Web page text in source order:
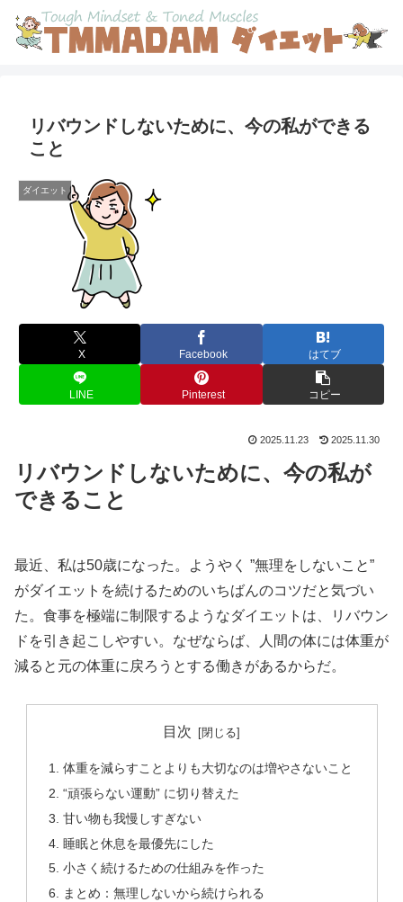
リバウンドしないために、今の私ができる
こと
ダイエット
X Facebook はてブ
LINE Pinterest コピー
2025.11.23 2025.11.30
リバウンドしないために、今の私が
できること
最近、私は50歳になった。ようやく ”無理をしないこと”
がダイエットを続けるためのいちばんのコツだと気づい
た。食事を極端に制限するようなダイエットは、リバウン
ドを引き起こしやすい。なぜならば、人間の体には体重が
減ると元の体重に戻ろうとする働きがあるからだ。
目次
体重を減らすことよりも大切なのは増やさないこと
“頑張らない運動” に切り替えた
甘い物も我慢しすぎない
睡眠と休息を最優先にした
小さく続けるための仕組みを作った
まとめ：無理しないから続けられる